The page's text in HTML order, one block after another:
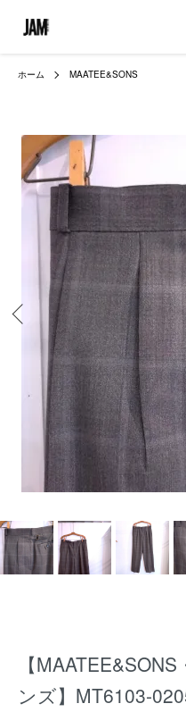
ホーム MAATEE&SONS
【
ンズ】MT6103-